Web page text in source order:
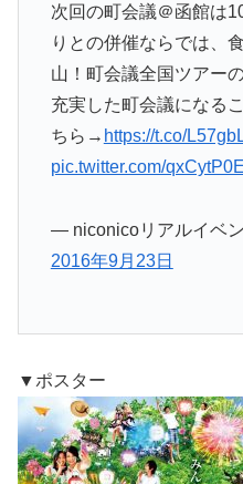
次回の町会議＠函館は
りとの併催ならでは、
山！町会議全国ツアー
充実した町会議になる
ちら→ https://t.co/
pic.twitter.com/
— niconicoリアルイベ
2016年9月23日
▼ポスター